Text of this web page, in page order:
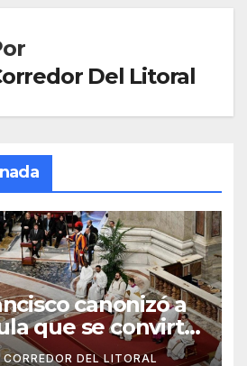
Del Litoral
canonizó a
que se convirtió
santa argentina
CORREDOR DEL LITORAL